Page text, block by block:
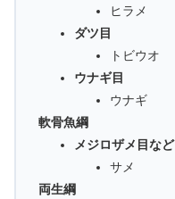
ヒラメ
ダツ目
トビウオ
ウナギ目
ウナギ
軟骨魚綱
メジロザメ目など
サメ
両生綱